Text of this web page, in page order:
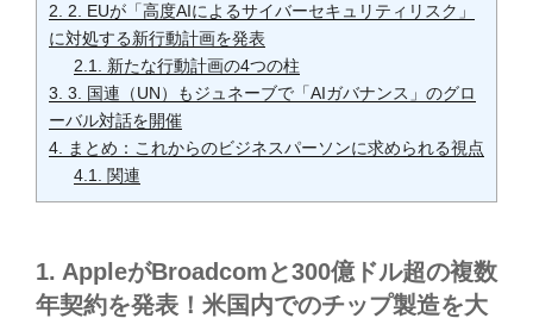
2.
2. EUが「高度AIによるサイバーセキュリティリスク」
に対処する新行動計画を発表
2.1.
新たな行動計画の4つの柱
3. 3. 国連（UN）もジュネーブで「AIガバナンス」のグロ
ーバル対話を開催
4.
まとめ：これからのビジネスパーソンに求められる視点
4.1.
関連
1. AppleがBroadcomと300億ドル超の複数
年契約を発表！米国内でのチップ製造を大